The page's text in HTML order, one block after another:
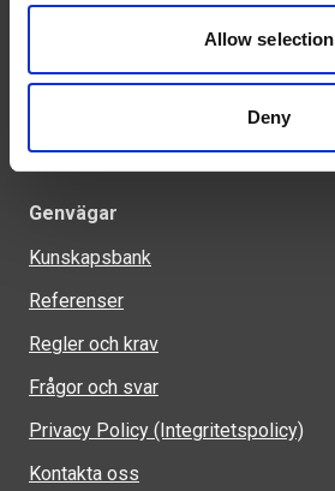
Allow selection
Deny
info@welandstal.se
523 90 Ulricehamn
Genvägar
Kunskapsbank
Referenser
Regler och krav
Frågor och svar
Privacy Policy (Integritetspolicy)
Kontakta oss